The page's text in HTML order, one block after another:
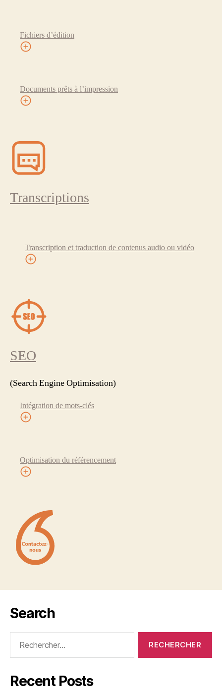
Fichiers d’édition
Documents prêts à l’impression
Transcriptions
Transcription et traduction de contenus audio ou vidéo
SEO
(Search Engine Optimisation)
Intégration de mots-clés
Optimisation du référencement
Search
Recent Posts